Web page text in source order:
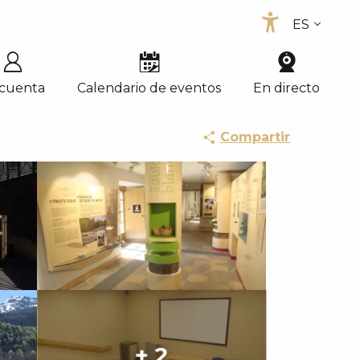
ES
FR
EN
Calendario de eventos En directo
Compartir